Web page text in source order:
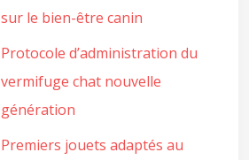
sur le bien-être canin
Protocole d’administration du
vermifuge chat nouvelle
génération
Premiers jouets adaptés au